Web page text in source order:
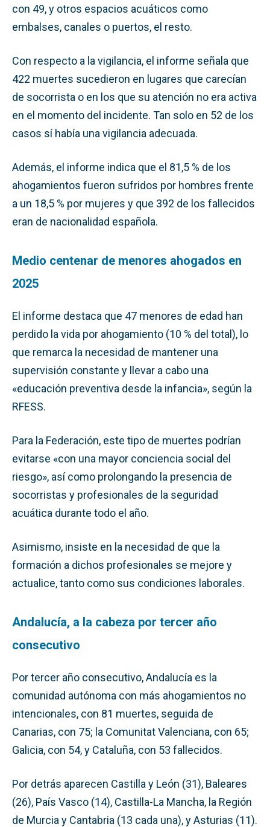
con 49, y otros espacios acuáticos como
embalses, canales o puertos, el resto.
Con respecto a la vigilancia, el informe señala que
422 muertes sucedieron en lugares que carecían
de socorrista o en los que su atención no era activa
en el momento del incidente. Tan solo en 52 de los
casos sí había una vigilancia adecuada.
Además, el informe indica que el 81,5 % de los
ahogamientos fueron sufridos por hombres frente
a un 18,5 % por mujeres y que 392 de los fallecidos
eran de nacionalidad española.
Medio centenar de menores ahogados en
2025
El informe destaca que 47 menores de edad han
perdido la vida por ahogamiento (10 % del total), lo
que remarca la necesidad de mantener una
supervisión constante y llevar a cabo una
«educación preventiva desde la infancia», según la
RFESS.
Para la Federación, este tipo de muertes podrían
evitarse «con una mayor conciencia social del
riesgo», así como prolongando la presencia de
socorristas y profesionales de la seguridad
acuática durante todo el año.
Asimismo, insiste en la necesidad de que la
formación a dichos profesionales se mejore y
actualice, tanto como sus condiciones laborales.
Andalucía, a la cabeza por tercer año
consecutivo
Por tercer año consecutivo, Andalucía es la
comunidad autónoma con más ahogamientos no
intencionales, con 81 muertes, seguida de
Canarias, con 75; la Comunitat Valenciana, con 65;
Galicia, con 54, y Cataluña, con 53 fallecidos.
Por detrás aparecen Castilla y León (31), Baleares
(26), País Vasco (14), Castilla-La Mancha, la Región
de Murcia y Cantabria (13 cada una), y Asturias (11).